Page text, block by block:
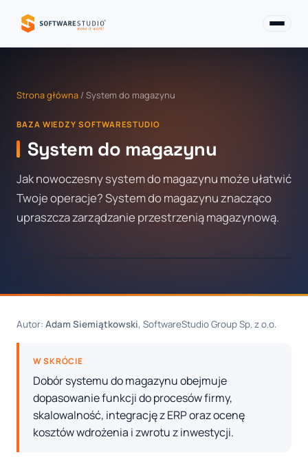
Strona główna / System do magazynu
BAZA WIEDZY SOFTWARESTUDIO
System do magazynu
Jak nowoczesny system do magazynu może ułatwić
Twoje operacje? System do magazynu znacząco
upraszcza zarządzanie przestrzenią magazynową.
Autor: Adam Siemiątkowski, SoftwareStudio Group Sp. z o.o.
W SKRÓCIE
Dobór systemu do magazynu obejmuje
dopasowanie funkcji do procesów firmy,
skalowalność, integrację z ERP oraz ocenę
kosztów wdrożenia i zwrotu z inwestycji.